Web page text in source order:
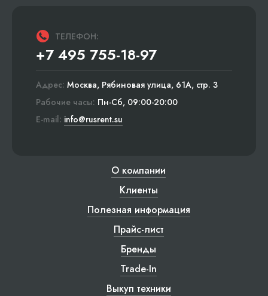
ТЕЛЕФОН:
+7 495 755-18-97
Адрес: Москва, Рябиновая улица, 61А, стр. 3
Рабочие часы: Пн-Сб, 09:00-20:00
E-mail: info@rusrent.su
О компании
Клиенты
Полезная информация
Прайс-лист
Бренды
Trade-In
Выкуп техники